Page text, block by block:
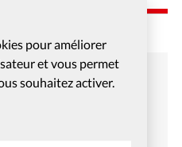
pour améliorer
et vous permet
souhaitez activer.